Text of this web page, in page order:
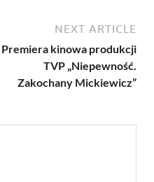
NEXT ARTICLE
Premiera kinowa produkcji
TVP „Niepewność.
Zakochany Mickiewicz”